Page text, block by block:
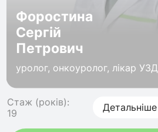
Форостина
Сергій
Петрович
уролог, онкоуролог, лікар УЗД
Стаж (років):
19
Детальніше